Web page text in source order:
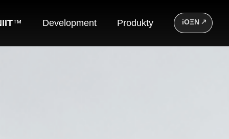
™ Development Produkty iOΞN 🡕